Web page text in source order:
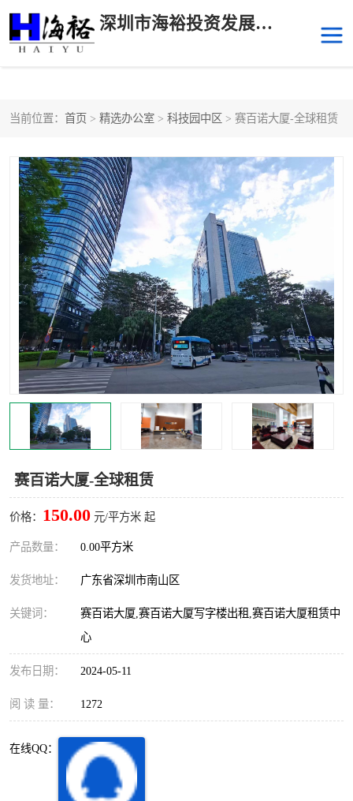
深圳市海裕投资发展有限公司
当前位置： 首页 > 精选办公室 > 科技园中区 > 赛百诺大厦-全球租赁
赛百诺大厦-全球租赁
价格： 150.00 元/平方米 起
产品数量： 0.00平方米
发货地址： 广东省深圳市南山区
关键词：
赛百诺大厦,赛百诺大厦写字楼出租,赛百诺大厦租赁中
心
发布日期： 2024-05-11
阅 读 量： 1272
在线QQ：
科技园中区 南山华侨城
前海 深圳湾科技生态园
福田中心区写字楼租赁 宝安中心区
深圳宝安 福田车公庙
罗湖水贝 南山南油
龙华 罗湖区
宝安区 西乡
兴东 石岩
福田华强北
南山后海
南头
深圳超级总部基地 后海
蛇口